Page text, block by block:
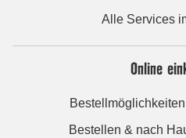
Alle Services
Online
Bestellen & nach